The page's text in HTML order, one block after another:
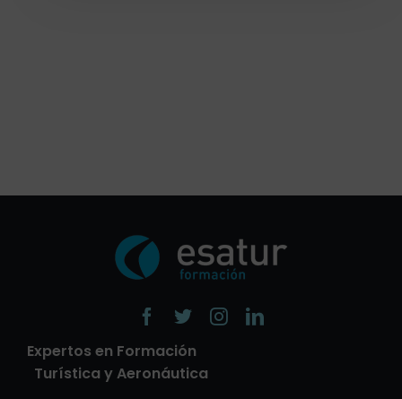
Expertos en Formación
Turística y Aeronáutica